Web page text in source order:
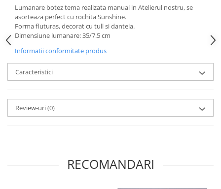
Lumanare botez tema realizata manual in Atelierul nostru, se
asorteaza perfect cu rochita Sunshine.
Forma fluturas, decorat cu tull si dantela.
Dimensiune lumanare: 35/7.5 cm
Informatii conformitate produs
Caracteristici
Review-uri(0)
RECOMANDARI